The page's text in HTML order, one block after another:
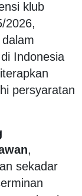
klub
2026,
Indonesia
persyaratan
,
sekadar